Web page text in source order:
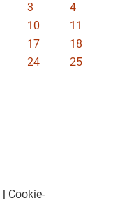
3
4
10
11
17
18
24
25
| Cookie-